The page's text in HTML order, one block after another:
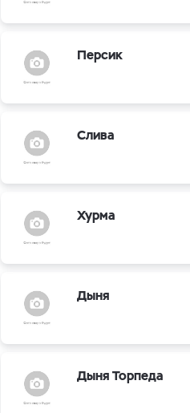
Персик
Слива
Хурма
Дыня
Дыня Торпеда